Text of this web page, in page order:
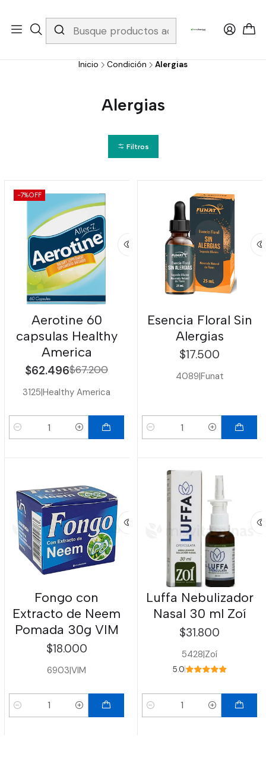
Whatsapp 3229079958/ Fijo 6019251796 / Envios a todo el país y
gratis apartir de 199.000!
Inicio Condición Alergias
Alergias
Filtros
-7%OFF
Aerotine 60
capsulas Healthy
America
$62.496$67.200
3125|Healthy America
Cantidad
Esencia Floral Sin
Alergias
$17.500
4089|Funat
Cantidad
Fongo con
Extracto de Neem
Pomada 30g VIM
$18.000
6903|VIM
Cantidad
Luffa Nebulizador
Nasal 30 ml Zoí
$31.800
5428|Zoí
5.0
Cantidad